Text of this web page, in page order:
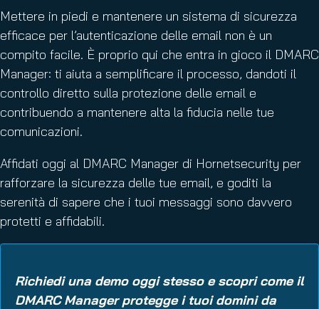
Mettere in piedi e mantenere un sistema di sicurezza
efficace per l’autenticazione delle email non è un
compito facile. È proprio qui che entra in gioco il DMARC
Manager: ti aiuta a semplificare il processo, dandoti il
controllo diretto sulla protezione delle email e
contribuendo a mantenere alta la fiducia nelle tue
comunicazioni.
Affidati oggi al DMARC Manager di Hornetsecurity per
rafforzare la sicurezza delle tue email, e goditi la
serenità di sapere che i tuoi messaggi sono davvero
protetti e affidabili.
Richiedi una demo oggi stesso e scopri come il
DMARC Manager protegge i tuoi domini da